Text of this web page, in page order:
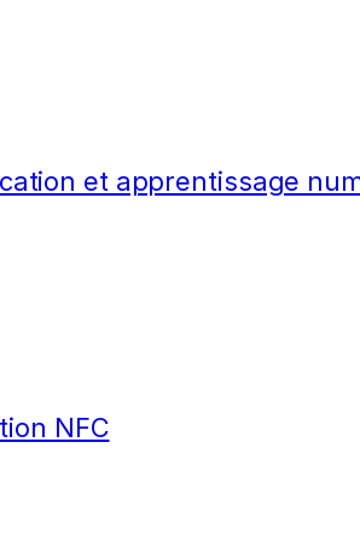
et apprentissage
NFC